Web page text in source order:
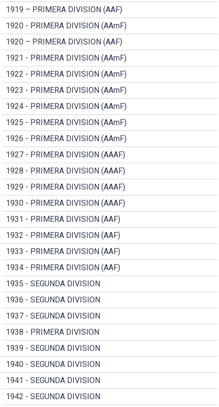
1919 – PRIMERA DIVISION (AAF)
1920 - PRIMERA DIVISION (AAmF)
1920 – PRIMERA DIVISION (AAF)
1921 - PRIMERA DIVISION (AAmF)
1922 - PRIMERA DIVISION (AAmF)
1923 - PRIMERA DIVISION (AAmF)
1924 - PRIMERA DIVISION (AAmF)
1925 - PRIMERA DIVISION (AAmF)
1926 - PRIMERA DIVISION (AAmF)
1927 - PRIMERA DIVISION (AAAF)
1928 - PRIMERA DIVISION (AAAF)
1929 - PRIMERA DIVISION (AAAF)
1930 - PRIMERA DIVISION (AAAF)
1931 - PRIMERA DIVISION (AAF)
1932 - PRIMERA DIVISION (AAF)
1933 - PRIMERA DIVISION (AAF)
1934 - PRIMERA DIVISION (AAF)
1935 - SEGUNDA DIVISION
1936 - SEGUNDA DIVISION
1937 - SEGUNDA DIVISION
1938 - PRIMERA DIVISION
1939 - SEGUNDA DIVISION
1940 - SEGUNDA DIVISION
1941 - SEGUNDA DIVISION
1942 - SEGUNDA DIVISION